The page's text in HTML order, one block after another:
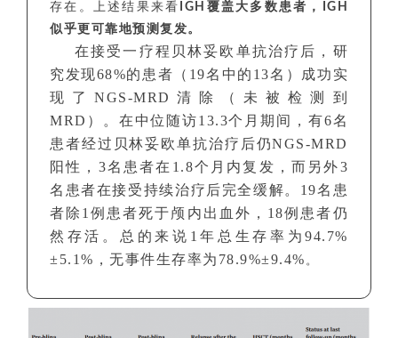
存在。上述结果来看 IGH覆盖大多数患者，IGH
似乎更可靠地预测复发。
在接受一疗程贝林妥欧单抗治疗后，研
究发现68%的患者（19名中的13名）成功实
现了NGS-MRD清除（未被检测到
MRD）。在中位随访13.3个月期间，有6名
患者经过贝林妥欧单抗治疗后仍NGS-MRD
阳性， 3名患者在1.8个月内复发，而另外3
名患者在接受持续治疗后完全缓解。19名患
者除1例患者死于颅内出血外，18例患者仍
然存活。总的来说1年总生存率为94.7%
±5.1%，无事件生存率为78.9%±9.4% 。